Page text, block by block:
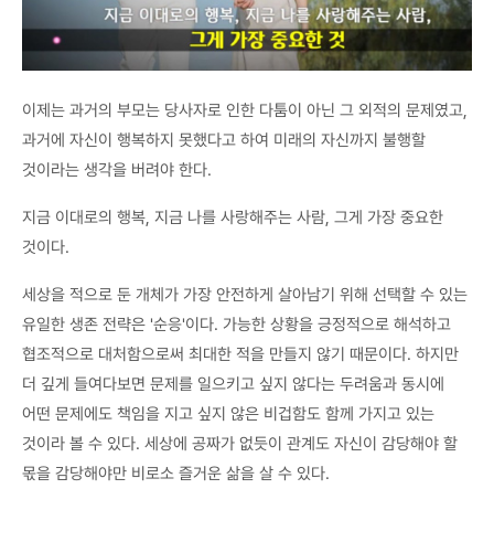
이제는 과거의 부모는 당사자로 인한 다툼이 아닌 그 외적의 문제였고,
과거에 자신이 행복하지 못했다고 하여 미래의 자신까지 불행할
것이라는 생각을 버려야 한다.
지금 이대로의 행복, 지금 나를 사랑해주는 사람, 그게 가장 중요한
것이다.
세상을 적으로 둔 개체가 가장 안전하게 살아남기 위해 선택할 수 있는
유일한 생존 전략은 '순응'이다. 가능한 상황을 긍정적으로 해석하고
협조적으로 대처함으로써 최대한 적을 만들지 않기 때문이다. 하지만
더 깊게 들여다보면 문제를 일으키고 싶지 않다는 두려움과 동시에
어떤 문제에도 책임을 지고 싶지 않은 비겁함도 함께 가지고 있는
것이라 볼 수 있다. 세상에 공짜가 없듯이 관계도 자신이 감당해야 할
몫을 감당해야만 비로소 즐거운 삶을 살 수 있다.